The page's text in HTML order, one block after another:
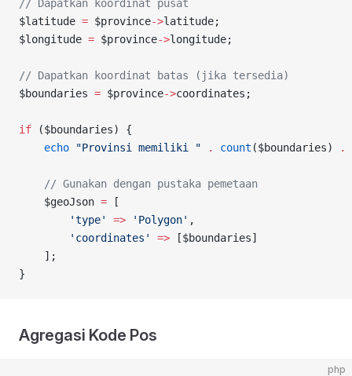
// Dapatkan koordinat pusat
$latitude = $province->latitude;
$longitude = $province->longitude;
// Dapatkan koordinat batas (jika tersedia)
$boundaries = $province->coordinates;
if ($boundaries) {
    echo
"Provinsi memiliki " . count ($boundaries) .
    // Gunakan dengan pustaka pemetaan
    $geoJson
= [
        'type'
=> 'Polygon' ,
        'coordinates'
=> [$boundaries]
    ];
}
Agregasi Kode Pos
php